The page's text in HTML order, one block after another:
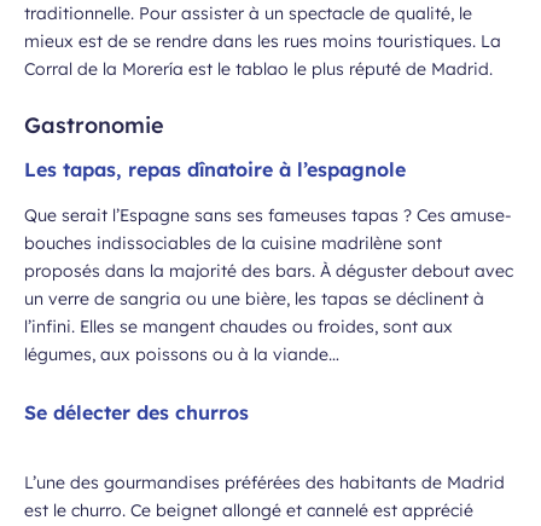
traditionnelle. Pour assister à un spectacle de qualité, le
mieux est de se rendre dans les rues moins touristiques. La
Corral de la Morería est le tablao le plus réputé de Madrid.
Gastronomie
Les tapas, repas dînatoire à l’espagnole
Que serait l’Espagne sans ses fameuses tapas ? Ces amuse-
bouches indissociables de la cuisine madrilène sont
proposés dans la majorité des bars. À déguster debout avec
un verre de sangria ou une bière, les tapas se déclinent à
l’infini. Elles se mangent chaudes ou froides, sont aux
légumes, aux poissons ou à la viande…
Se délecter des churros
L’une des gourmandises préférées des habitants de Madrid
est le churro. Ce beignet allongé et cannelé est apprécié